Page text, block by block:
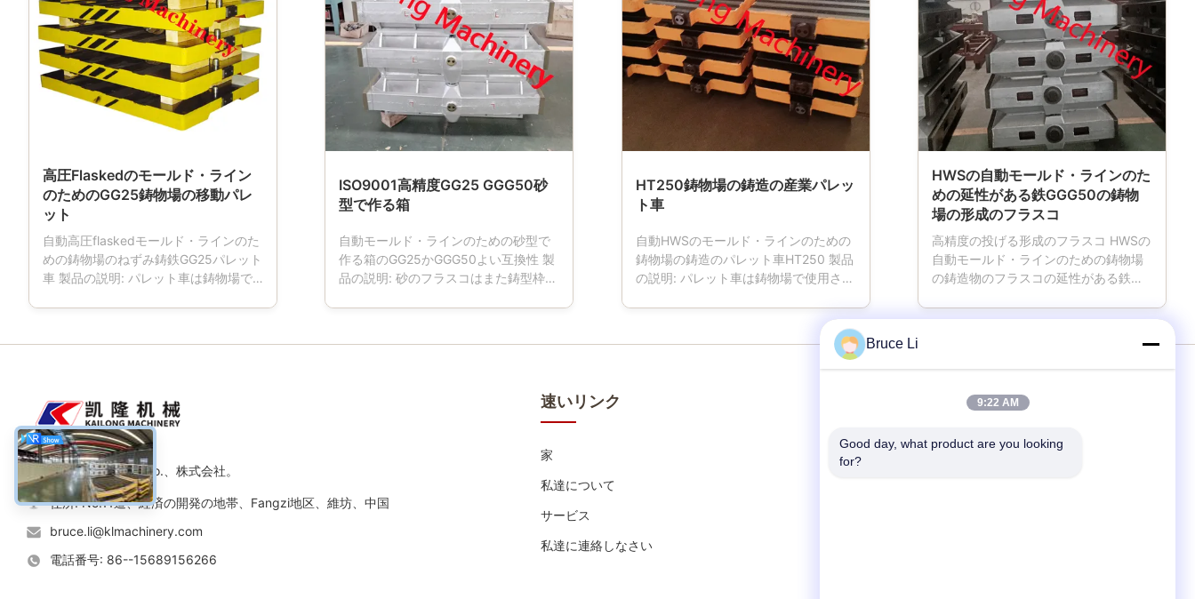
高圧Flaskedのモールド・ライン
のためのGG25鋳物場の移動パレ
ット
自動高圧flaskedモールド・ラインのた
めの鋳物場のねずみ鋳鉄GG25パレット
車 製品の説明: パレット車は鋳物場で
械および次元によって機械で造られて
私達のプロダクトは高精度で、よりよ
いinterchangeability.weの設計をおよ
び顧客のデッサンおよび技術仕様の別
のサイズを製造するために達成する。
パレット車は高い等級のねずみ鋳鉄、
率があり、...
ISO9001高精度GG25 GGG50砂
型で作る箱
自動モールド・ラインのための砂型で
作る箱のGG25かGGG50よい互換性 製
品の説明: 砂のフラスコはまた鋳型枠、
ロセス中に移らないことを確認するた
め。さらに、私達は顧客のデッサンお
よび技術仕様の異なったサイズを設計
し、製造する。砂のフラスコは延性が
ある鉄、高い等級のねずみ鋳鉄、また
は鋼鉄溶接と製造され、より高い剛性
率があり、高圧影響に耐えてもいい。
CMMによって制御される高度CNC機械
および次元によって機械で造られて私
HT250鋳物場の鋳造の産業パレッ
ト車
自動HWSのモールド・ラインのための
鋳物場の鋳造のパレット車HT250 製品
の説明: パレット車は鋳物場で使用され
つの車輪があるとき、パレット車は鋳
鉄の材料から普通なされ、次に指定に
合うために機械で造った。 CMMsによ
interchangeability.weの設計をおよび
顧客のデッサンおよび技術仕様の別の
があり、高圧影響に耐...
HWSの自動モールド・ラインのた
めの延性がある鉄GGG50の鋳物
場の形成のフラスコ
高精度の投げる形成のフラスコ HWSの
自動モールド・ラインのための鋳物場
の鋳造物のフラスコの延性がある鉄
を示した。CMMによって制御される高
造られて私達のプロダクトは高精度
スコは延性がある鉄、高い等級のねず
維坊Kailongの機械類Co.、株式会社。
住所: No.11道、経済の開発の地帯、Fangzi地区、維坊、中国
bruce.li@klmachinery.com
電話番号: 86--15689156266
速いリンク
家
私達について
サービス
私達に連絡しなさい
モールド・ライン
Bruce Li
9:22 AM
Good day, what product are you looking
for?